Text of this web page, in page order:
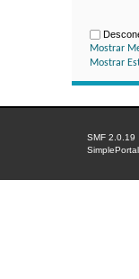
Mostrar
Mostrar
SMF 2.0.19